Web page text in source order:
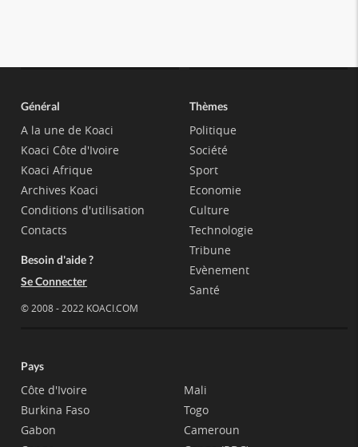
Général
A la une de Koaci
Koaci Côte d'Ivoire
Koaci Afrique
Archives Koaci
Conditions d'utilisation
Contacts
Besoin d'aide ?
Se Connecter
© 2008 - 2022 KOACI.COM
Thèmes
Politique
Société
Sport
Economie
Culture
Technologie
Tribune
Evènement
Santé
Pays
Côte d'Ivoire
Burkina Faso
Gabon
Mali
Togo
Cameroun